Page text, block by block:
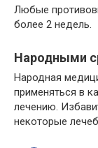
Любые
более 2 недель.
Народными
Народная
применяться в
лечению.
некоторые